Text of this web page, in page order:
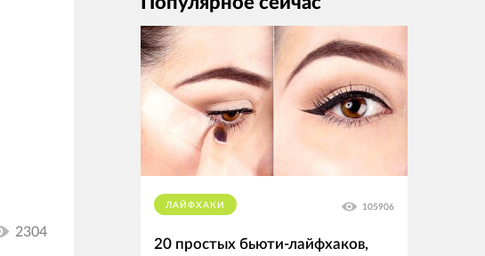
2304
ЛАЙФХАКИ 105906
20 простых бьюти-лайфхаков,